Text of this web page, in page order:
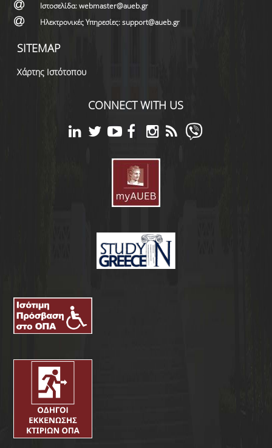
Ιστοσελίδα: webmaster@aueb.gr
Ηλεκτρονικές Υπηρεσίες: support@aueb.gr
SITEMAP
Χάρτης Ιστότοπου
CONNECT WITH US